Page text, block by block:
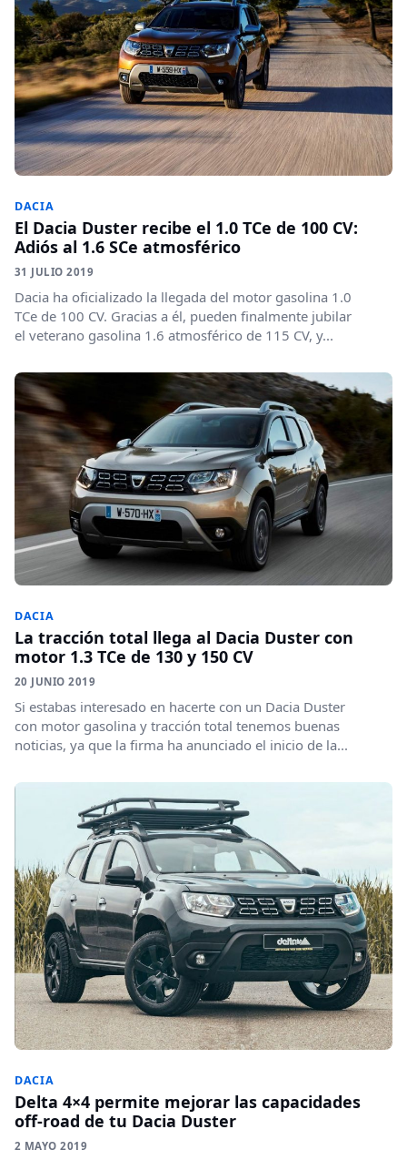
DACIA
El Dacia Duster recibe el 1.0 TCe de 100 CV:
Adiós al 1.6 SCe atmosférico
31 JULIO 2019
Dacia ha oficializado la llegada del motor gasolina 1.0
TCe de 100 CV. Gracias a él, pueden finalmente jubilar
el veterano gasolina 1.6 atmosférico de 115 CV, y...
DACIA
La tracción total llega al Dacia Duster con
motor 1.3 TCe de 130 y 150 CV
20 JUNIO 2019
Si estabas interesado en hacerte con un Dacia Duster
con motor gasolina y tracción total tenemos buenas
noticias, ya que la firma ha anunciado el inicio de la...
DACIA
Delta 4×4 permite mejorar las capacidades
off-road de tu Dacia Duster
2 MAYO 2019